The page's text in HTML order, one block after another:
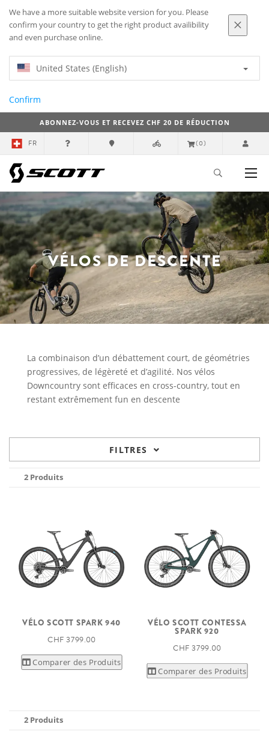
We have a more suitable website version for you. Please
confirm your country to get the right product availibility
and even purchase online.
United States (English)
Confirm
ABONNEZ-VOUS ET RECEVEZ CHF 20 DE RÉDUCTION
FR (0)
VÉLOS DE DESCENTE
La combinaison d’un débattement court, de géométries
progressives, de légèreté et d’agilité. Nos vélos
Downcountry sont efficaces en cross-country, tout en
restant extrêmement fun en descente
FILTRES
2 Produits
VÉLO SCOTT SPARK 940
CHF 3 799.00
Comparer des Produits
VÉLO SCOTT CONTESSA
SPARK 920
CHF 3 799.00
Comparer des Produits
2 Produits